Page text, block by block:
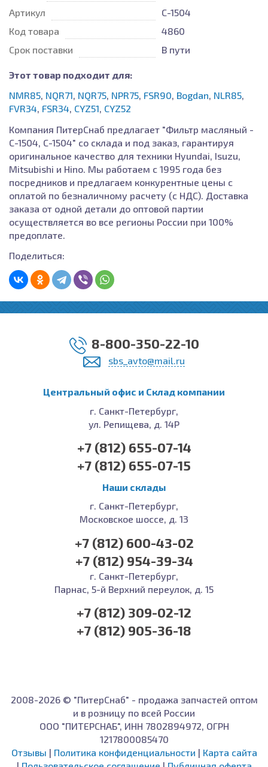
Артикул
C-1504
Код товара
4860
Срок поставки
В пути
Этот товар подходит для:
NMR85, NQR71, NQR75, NPR75, FSR90, Bogdan, NLR85,
FVR34, FSR34, CYZ51, CYZ52
Компания ПитерСнаб предлагает "Фильтр масляный -
С-1504, C-1504" со склада и под заказ, гарантируя
оригинальное качество для техники Hyundai, Isuzu,
Mitsubishi и Hino. Мы работаем с 1995 года без
посредников и предлагаем конкурентные цены с
оплатой по безналичному расчету (с НДС). Доставка
заказа от одной детали до оптовой партии
осуществляется во все регионы России при 100%
предоплате.
Поделиться:
8-800-350-22-10
sbs_avto@mail.ru
Центральный офис и Cклад компании
г. Санкт-Петербург,
ул. Репищева, д. 14Р
+7 (812) 655-07-14
+7 (812) 655-07-15
Наши склады
г. Санкт-Петербург,
Московское шоссе, д. 13
+7 (812) 600-43-02
+7 (812) 954-39-34
г. Санкт-Петербург,
Парнас, 5-й Верхний переулок, д. 15
+7 (812) 309-02-12
+7 (812) 905-36-18
2008-2026 © "ПитерСнаб" - продажа запчастей оптом
и в розницу по всей России
ООО "ПИТЕРСНАБ", ИНН 7802894972, ОГРН
1217800085470
Отзывы | Политика конфиденциальности | Карта сайта